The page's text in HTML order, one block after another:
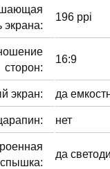
экрана:
196 ppi
сторон:
16:9
экран: да
нет
да